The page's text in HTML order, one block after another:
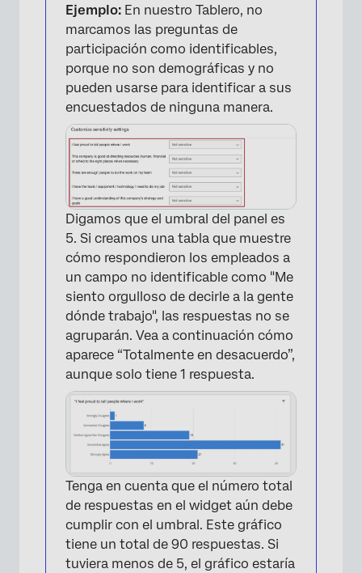
×
Ejemplo: En nuestro Tablero, no
marcamos las preguntas de
participación como identificables,
porque no son demográficas y no
pueden usarse para identificar a sus
encuestados de ninguna manera.
Digamos que el umbral del panel es
5. Si creamos una tabla que muestre
cómo respondieron los empleados a
un campo no identificable como "Me
siento orgulloso de decirle a la gente
dónde trabajo", las respuestas no se
agruparán. Vea a continuación cómo
aparece “Totalmente en desacuerdo”,
aunque solo tiene 1 respuesta.
Tenga en cuenta que el número total
de respuestas en el widget aún debe
cumplir con el umbral. Este gráfico
tiene un total de 90 respuestas. Si
tuviera menos de 5, el gráfico estaría